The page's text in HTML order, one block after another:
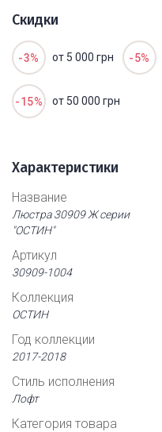
Скидки
-3% от 5 000 грн -5%
-15% от 50 000 грн
Характеристики
Название
Люстра 30909 Ж серии
"ОСТИН"
Артикул
30909-1004
Коллекция
ОСТИН
Год коллекции
2017-2018
Стиль исполнения
Лофт
Категория товара